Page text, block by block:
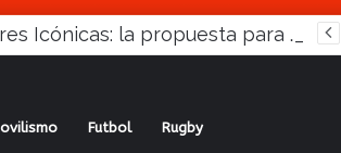
Mujeres Icónicas: la propuesta para desarrollo empresarial femenino que llega a Balcarce
Futbol Rugby